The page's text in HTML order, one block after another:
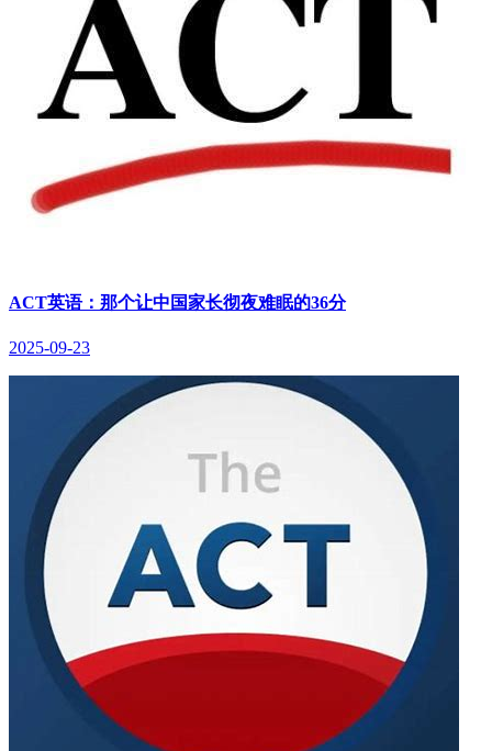
ACT英语：那个让中国家长彻夜难眠的36分
2025-09-23